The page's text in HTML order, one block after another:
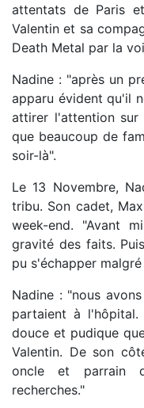
attentats de Paris
Valentin et sa
Death Metal par la
Nadine : "après un
apparu évident qu'il
attirer l'attention sur
que beaucoup de
soir-là".
Le 13 Novembre,
tribu. Son cadet,
week-end. "Avant
gravité des faits.
pu s'échapper
Nadine : "nous
partaient à
douce et pudique
Valentin. De son
oncle et parrain
recherches."